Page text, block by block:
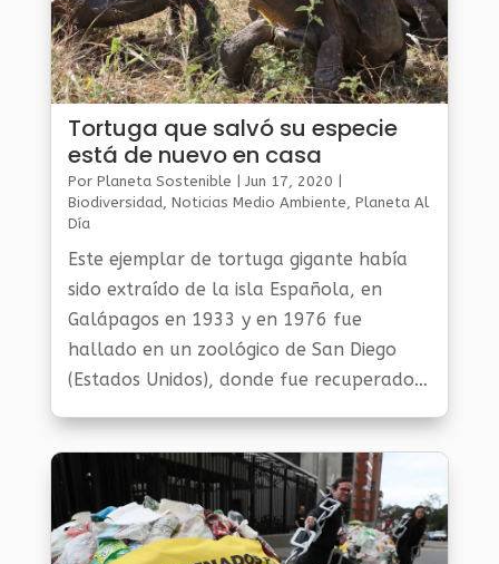
Tortuga que salvó su especie
está de nuevo en casa
Por Planeta Sostenible |Jun 17, 2020
Biodiversidad, Noticias Medio Ambiente, Planeta Al
Día
Este ejemplar de tortuga gigante había
sido extraído de la isla Española, en
Galápagos en 1933 y en 1976 fue
hallado en un zoológico de San Diego
(Estados Unidos), donde fue recuperado